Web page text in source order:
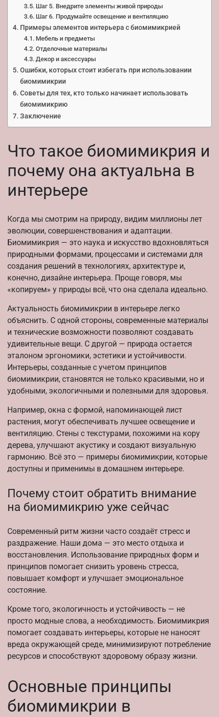
Шаг 5. Внедрите элементы живой природы
Шаг 6. Продумайте освещение и вентиляцию
Примеры элементов интерьера с биомимикрией
Мебель и предметы
Отделочные материалы
Декор и аксессуары
Ошибки, которых стоит избегать при использовании
биомимикрии
Советы для тех, кто только начинает использовать
биомимикрию
Заключение
Что такое биомимикрия и
почему она актуальна в
интерьере
Когда мы смотрим на природу, видим миллионы лет
эволюции, совершенствования и адаптации.
Биомимикрия — это наука и искусство вдохновляться
природными формами, процессами и системами для
создания решений в технологиях, архитектуре и,
конечно, дизайне интерьера. Проще говоря, мы
«копируем» у природы всё, что она сделала идеально.
Актуальность биомимикрии в интерьере легко
объяснить. С одной стороны, современные материалы
и технические возможности позволяют создавать
удивительные вещи. С другой — природа остается
эталоном эргономики, эстетики и устойчивости.
Интерьеры, созданные с учетом принципов
биомимикрии, становятся не только красивыми, но и
удобными, экологичными и полезными для здоровья.
Например, окна с формой, напоминающей лист
растения, могут обеспечивать лучшее освещение и
вентиляцию. Стены с текстурами, похожими на кору
дерева, улучшают акустику и создают визуальную
гармонию. Всё это — примеры биомимикрии, которые
доступны и применимы в домашнем интерьере.
Почему стоит обратить внимание
на биомимикрию уже сейчас
Современный ритм жизни часто создаёт стресс и
раздражение. Наши дома — это место отдыха и
восстановления. Использование природных форм и
принципов помогает снизить уровень стресса,
повышает комфорт и улучшает эмоциональное
состояние.
Кроме того, экологичность и устойчивость — не
просто модные слова, а необходимость. Биомимикрия
помогает создавать интерьеры, которые не наносят
вреда окружающей среде, минимизируют потребление
ресурсов и способствуют здоровому образу жизни.
Основные принципы
биомимикрии в